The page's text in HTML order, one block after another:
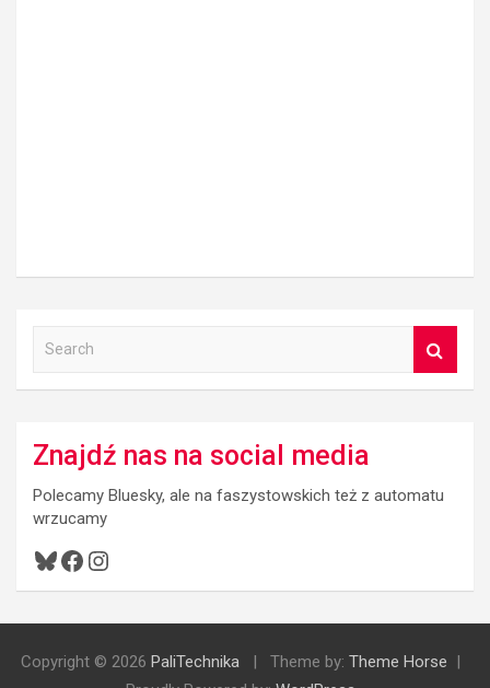
h
Znajdź nas na social media
Polecamy Bluesky, ale na faszystowskich też z automatu
wrzucamy
Bluesky
Facebook
Instagram
Copyright © 2026 PaliTechnika Theme by: Theme Horse